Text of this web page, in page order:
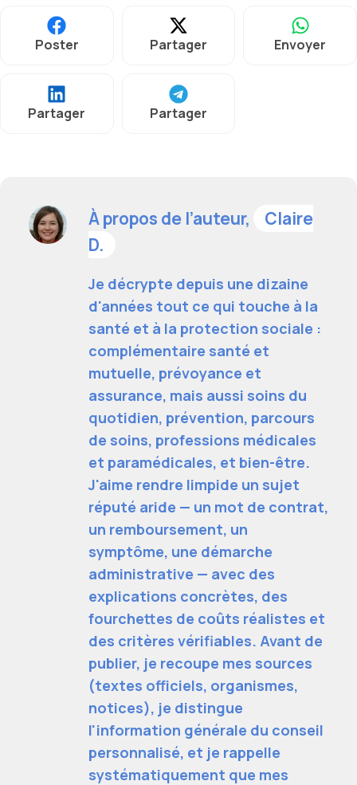
Poster Partager Envoyer
Partager Partager
À propos de l’auteur,
Claire
D.
Je décrypte depuis une dizaine
d'années tout ce qui touche à la
santé et à la protection sociale :
complémentaire santé et
mutuelle, prévoyance et
assurance, mais aussi soins du
quotidien, prévention, parcours
de soins, professions médicales
et paramédicales, et bien-être.
J'aime rendre limpide un sujet
réputé aride — un mot de contrat,
un remboursement, un
symptôme, une démarche
administrative — avec des
explications concrètes, des
fourchettes de coûts réalistes et
des critères vérifiables. Avant de
publier, je recoupe mes sources
(textes officiels, organismes,
notices), je distingue
l'information générale du conseil
personnalisé, et je rappelle
systématiquement que mes